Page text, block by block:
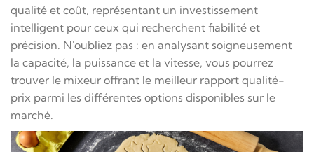
qualité et coût, représentant un investissement
intelligent pour ceux qui recherchent fiabilité et
précision. N'oubliez pas : en analysant soigneusement
la capacité, la puissance et la vitesse, vous pourrez
trouver le mixeur offrant le meilleur rapport qualité-
prix parmi les différentes options disponibles sur le
marché.